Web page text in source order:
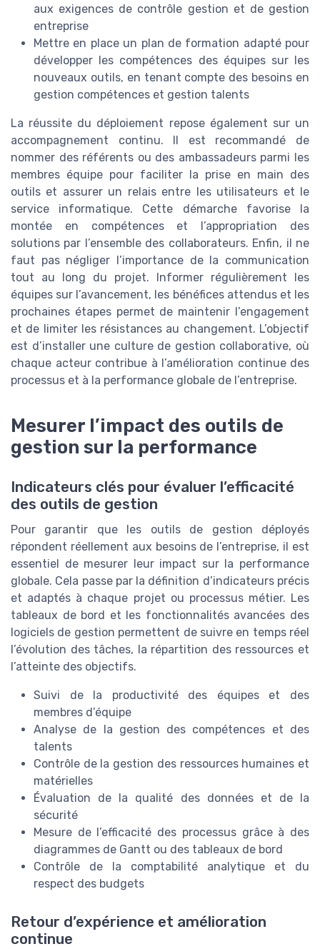
aux exigences de contrôle gestion et de gestion
entreprise
Mettre en place un plan de formation adapté pour
développer les compétences des équipes sur les
nouveaux outils, en tenant compte des besoins en
gestion compétences et gestion talents
La réussite du déploiement repose également sur un
accompagnement continu. Il est recommandé de
nommer des référents ou des ambassadeurs parmi les
membres équipe pour faciliter la prise en main des
outils et assurer un relais entre les utilisateurs et le
service informatique. Cette démarche favorise la
montée en compétences et l’appropriation des
solutions par l’ensemble des collaborateurs. Enfin, il ne
faut pas négliger l’importance de la communication
tout au long du projet. Informer régulièrement les
équipes sur l’avancement, les bénéfices attendus et les
prochaines étapes permet de maintenir l’engagement
et de limiter les résistances au changement. L’objectif
est d’installer une culture de gestion collaborative, où
chaque acteur contribue à l’amélioration continue des
processus et à la performance globale de l’entreprise.
Mesurer l’impact des outils de
gestion sur la performance
Indicateurs clés pour évaluer l’efficacité
des outils de gestion
Pour garantir que les outils de gestion déployés
répondent réellement aux besoins de l’entreprise, il est
essentiel de mesurer leur impact sur la performance
globale. Cela passe par la définition d’indicateurs précis
et adaptés à chaque projet ou processus métier. Les
tableaux de bord et les fonctionnalités avancées des
logiciels de gestion permettent de suivre en temps réel
l’évolution des tâches, la répartition des ressources et
l’atteinte des objectifs.
Suivi de la productivité des équipes et des
membres d’équipe
Analyse de la gestion des compétences et des
talents
Contrôle de la gestion des ressources humaines et
matérielles
Évaluation de la qualité des données et de la
sécurité
Mesure de l’efficacité des processus grâce à des
diagrammes de Gantt ou des tableaux de bord
Contrôle de la comptabilité analytique et du
respect des budgets
Retour d’expérience et amélioration
continue